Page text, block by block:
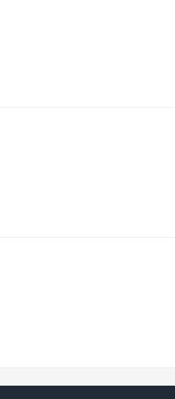
/年合成氨变压吸附脱碳装置
持续创新、关爱生命、构建